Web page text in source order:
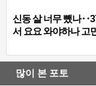
신동 살 너무 뺐나
서 요요 와야하나 고
많이 본 포토